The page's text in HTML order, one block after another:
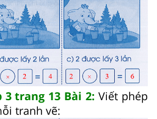
trang 13 Bài 2: Viết phép
tranh vẽ: